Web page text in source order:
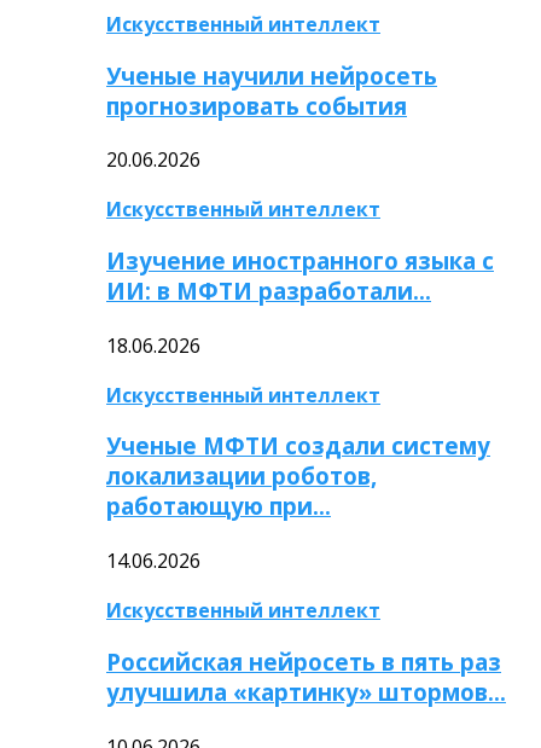
Искусственный интеллект
Ученые научили нейросеть
прогнозировать события
20.06.2026
Искусственный интеллект
Изучение иностранного языка с
ИИ: в МФТИ разработали…
18.06.2026
Искусственный интеллект
Ученые МФТИ создали систему
локализации роботов,
работающую при…
14.06.2026
Искусственный интеллект
Российская нейросеть в пять раз
улучшила «картинку» штормов…